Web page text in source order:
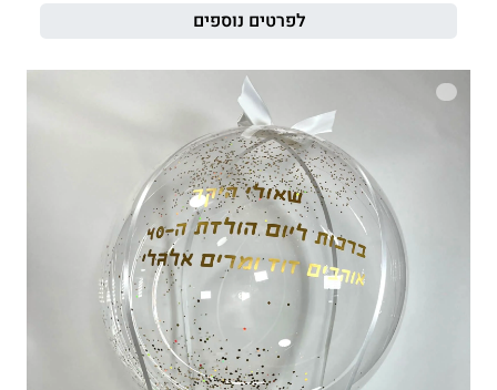
לפרטים נוספים